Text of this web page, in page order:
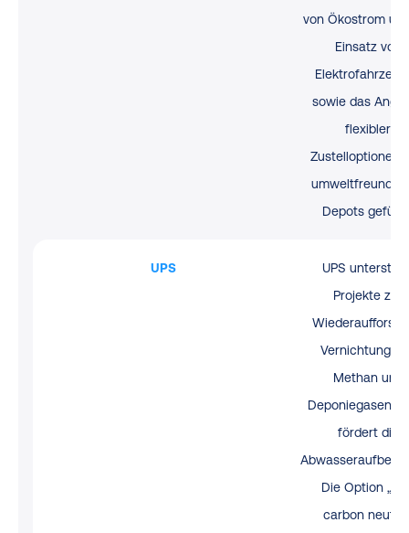
von Ökostrom
Einsatz von
sowie das
flexibler
Zustelloptionen
Depots
UPS
UPS
Projekte zur
Vernichtung
Methan und
Deponiegasen
fördert die
Die Option
carbon